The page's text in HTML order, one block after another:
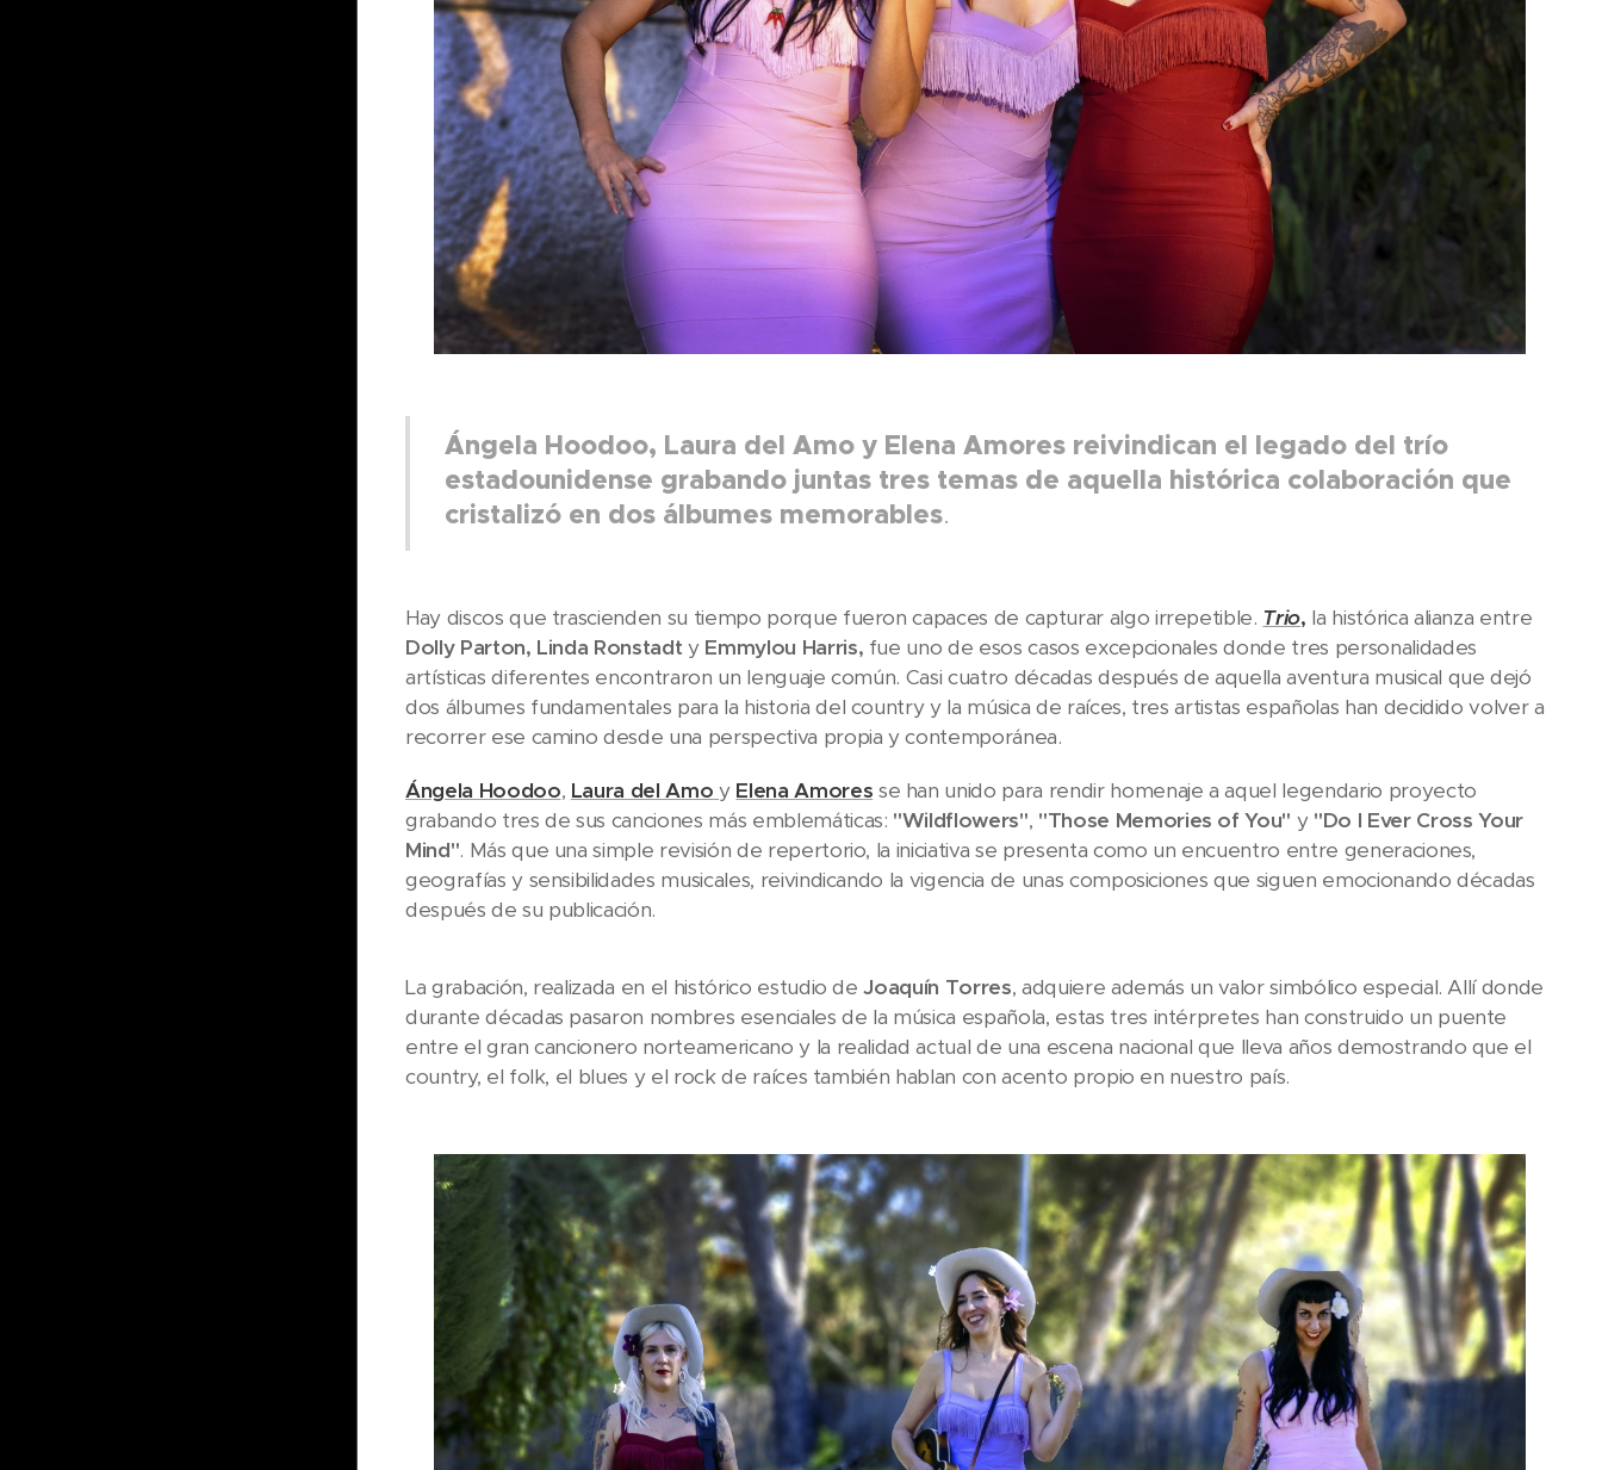
Ángela Hoodoo, Laura del Amo y Elena Amores reivindican el legado del trío
estadounidense grabando juntas tres temas de aquella histórica colaboración que
cristalizó en dos álbumes memorables.
Hay discos que trascienden su tiempo porque fueron capaces de capturar algo irrepetible. Trio, la histórica alianza entre
Dolly Parton, Linda Ronstadty Emmylou Harris, fue uno de esos casos excepcionales donde tres personalidades
artísticas diferentes encontraron un lenguaje común. Casi cuatro décadas después de aquella aventura musical que dejó
dos álbumes fundamentales para la historia del country y la música de raíces, tres artistas españolas han decidido volver a
recorrer ese camino desde una perspectiva propia y contemporánea.
Ángela Hoodoo, Laura del Amo y Elena Amores se han unido para rendir homenaje a aquel legendario proyecto
grabando tres de sus canciones más emblemáticas: "Wildflowers", "Those Memories of You" y "Do I Ever Cross Your
Mind". Más que una simple revisión de repertorio, la iniciativa se presenta como un encuentro entre generaciones,
geografías y sensibilidades musicales, reivindicando la vigencia de unas composiciones que siguen emocionando décadas
después de su publicación.
La grabación, realizada en el histórico estudio de Joaquín Torres, adquiere además un valor simbólico especial. Allí donde
durante décadas pasaron nombres esenciales de la música española, estas tres intérpretes han construido un puente
entre el gran cancionero norteamericano y la realidad actual de una escena nacional que lleva años demostrando que el
country, el folk, el blues y el rock de raíces también hablan con acento propio en nuestro país.